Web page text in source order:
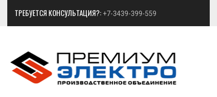
ТРЕБУЕТСЯ КОНСУЛЬТАЦИЯ?: +7-3439-399-559